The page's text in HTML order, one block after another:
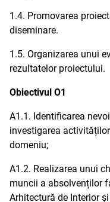
1.4. Promovarea
diseminare.
1.5. Organizarea unui
rezultatelor proiectului.
Obiectivul O1
A1.1. Identificarea
investigarea
domeniu;
A1.2. Realizarea unui
muncii a absolvenților
Arhitectură de Interior